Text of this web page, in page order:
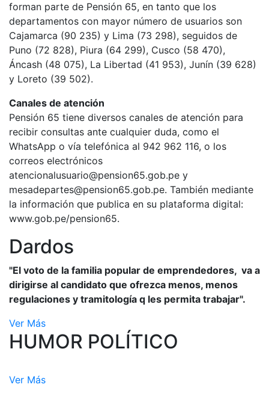
forman parte de Pensión 65, en tanto que los
departamentos con mayor número de usuarios son
Cajamarca (90 235) y Lima (73 298), seguidos de
Puno (72 828), Piura (64 299), Cusco (58 470),
Áncash (48 075), La Libertad (41 953), Junín (39 628)
y Loreto (39 502).
Canales de atención
Pensión 65 tiene diversos canales de atención para
recibir consultas ante cualquier duda, como el
WhatsApp o vía telefónica al 942 962 116, o los
correos electrónicos
atencionalusuario@pension65.gob.pe y
mesadepartes@pension65.gob.pe. También mediante
la información que publica en su plataforma digital:
www.gob.pe/pension65.
Dardos
"El voto de la familia popular de emprendedores, va a
dirigirse al candidato que ofrezca menos, menos
regulaciones y tramitología q les permita trabajar".
Ver Más
HUMOR POLÍTICO
Ver Más